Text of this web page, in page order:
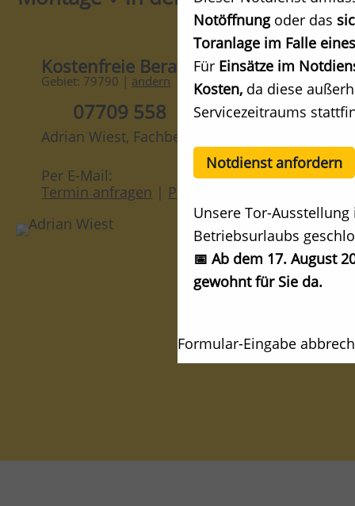
Kostenfreie Beratung
Gebiet: 79790 | ändern
07709 558
Adrian Wiest, Fachberater
Per E-Mail:
Termin anfragen | Preis anfragen
Notöffnung oder das
Toranlage im Falle
Für Einsätze im
Kosten, da diese
Servicezeitraums
Notdienst anfordern
Unsere Tor-
Betriebsurlaubs
📅 Ab dem 17. August
gewohnt für Sie da.
Formular-Eingabe